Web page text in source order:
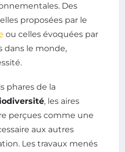
Des
proposées par le
ou celles évoquées par
dans le monde,
phares de la
, les aires
perçues comme une
aux autres
Les travaux menés